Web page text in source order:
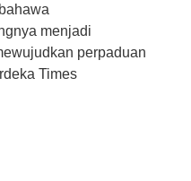
menjadi
perpaduan
Times